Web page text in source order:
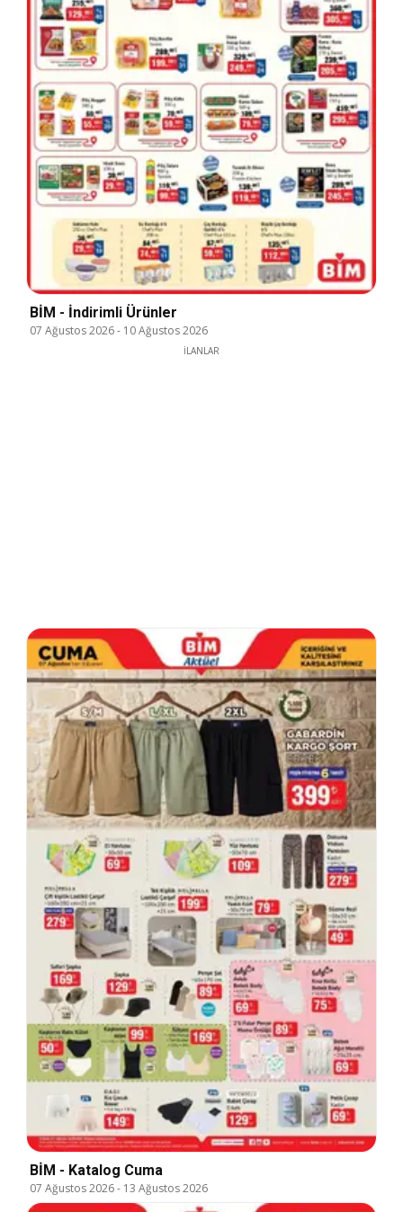
BİM - İndirimli Ürünler
07 Ağustos 2026- 10 Ağustos 2026
İLANLAR
BİM - Katalog Cuma
07 Ağustos 2026- 13 Ağustos 2026